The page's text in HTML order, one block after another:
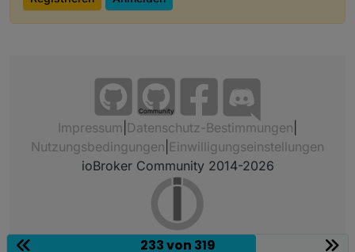
Community
Impressum Datenschutz-Bestimmungen
Nutzungsbedingungen Einwilligungseinstellungen
ioBroker Community 2014-2026
233 von 319